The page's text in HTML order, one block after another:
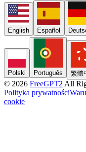
English Español
Polski Português 繁體
© 2026 FreeGPT2 All
Polityka prywatności
cookie